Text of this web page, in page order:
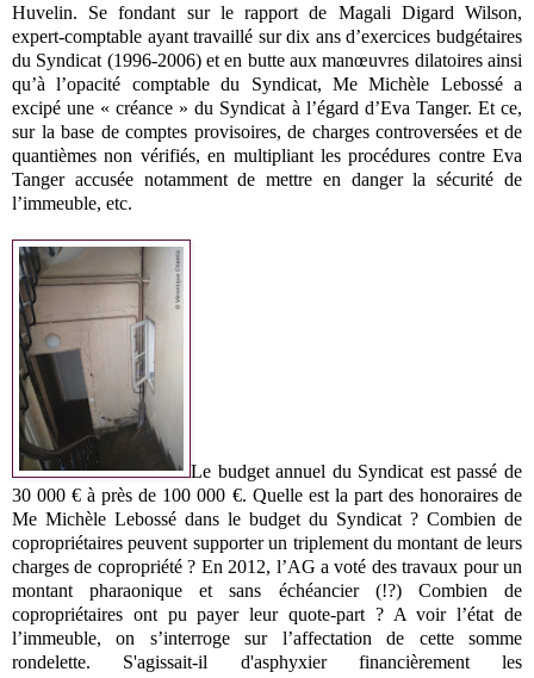
Huvelin. Se fondant sur le rapport de Magali Digard Wilson,
expert-comptable ayant travaillé sur dix ans d’exercices budgétaires
du Syndicat (1996-2006) et en butte aux manœuvres dilatoires ainsi
qu’à l’opacité comptable du Syndicat, Me Michèle Lebossé a
excipé une « créance » du Syndicat à l’égard d’Eva Tanger. Et ce,
sur la base de comptes provisoires, de charges controversées et de
quantièmes non vérifiés, en multipliant les procédures contre Eva
Tanger accusée notamment de mettre en danger la sécurité de
l’immeuble, etc.
Le budget annuel du Syndicat est passé de
30 000 € à près de 100 000 €. Quelle est la part des honoraires de
Me Michèle Lebossé dans le budget du Syndicat ? Combien de
copropriétaires peuvent supporter un triplement du montant de leurs
charges de copropriété ? En 2012, l’AG a voté des travaux pour un
montant pharaonique et sans échéancier (!?) Combien de
copropriétaires ont pu payer leur quote-part ? A voir l’état de
l’immeuble, on s’interroge sur l’affectation de cette somme
rondelette. S'agissait-il d'asphyxier financièrement les